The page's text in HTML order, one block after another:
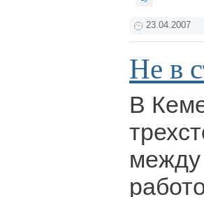
23.04.2007
Не в
В
между